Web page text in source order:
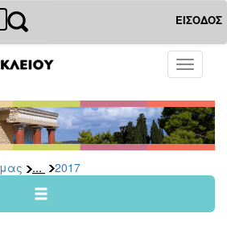
ΕΙΣΟΔΟΣ
Toggle
... 2017